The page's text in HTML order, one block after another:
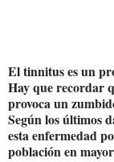
El tinnitus es un
Hay que recordar
provoca un
Según los últimos
esta enfermedad
población en